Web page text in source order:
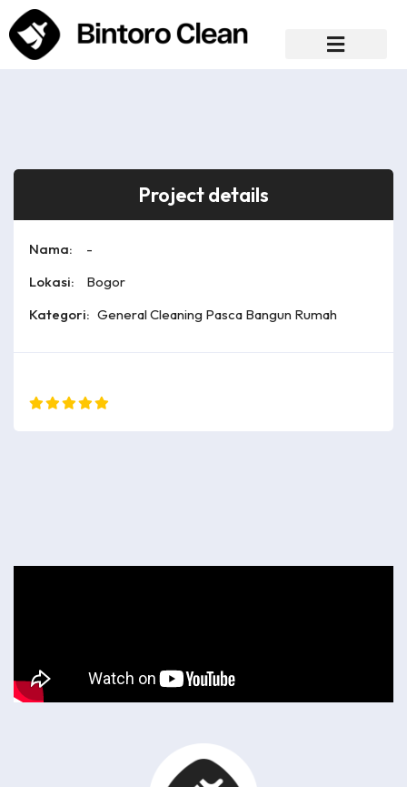
Project details
Nama:
-
Lokasi:
Bogor
Kategori: General Cleaning Pasca Bangun Rumah